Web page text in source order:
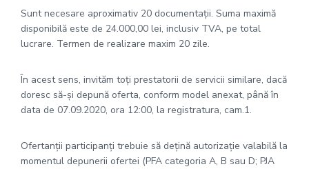
Sunt necesare aproximativ 20 documentații. Suma maximă
disponibilă este de 24.000,00 lei, inclusiv TVA, pe total
lucrare. Termen de realizare maxim 20 zile.
În acest sens, invităm toţi prestatorii de servicii similare, dacă
doresc să-şi depună oferta, conform model anexat, până în
data de 07.09.2020, ora 12:00, la registratura, cam.1.
Ofertanții participanți trebuie să dețină autorizație valabilă la
momentul depunerii ofertei (PFA categoria A, B sau D; PJA